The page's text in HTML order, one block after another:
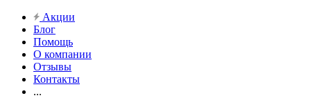
Акции
Блог
Помощь
О компании
Отзывы
Контакты
...